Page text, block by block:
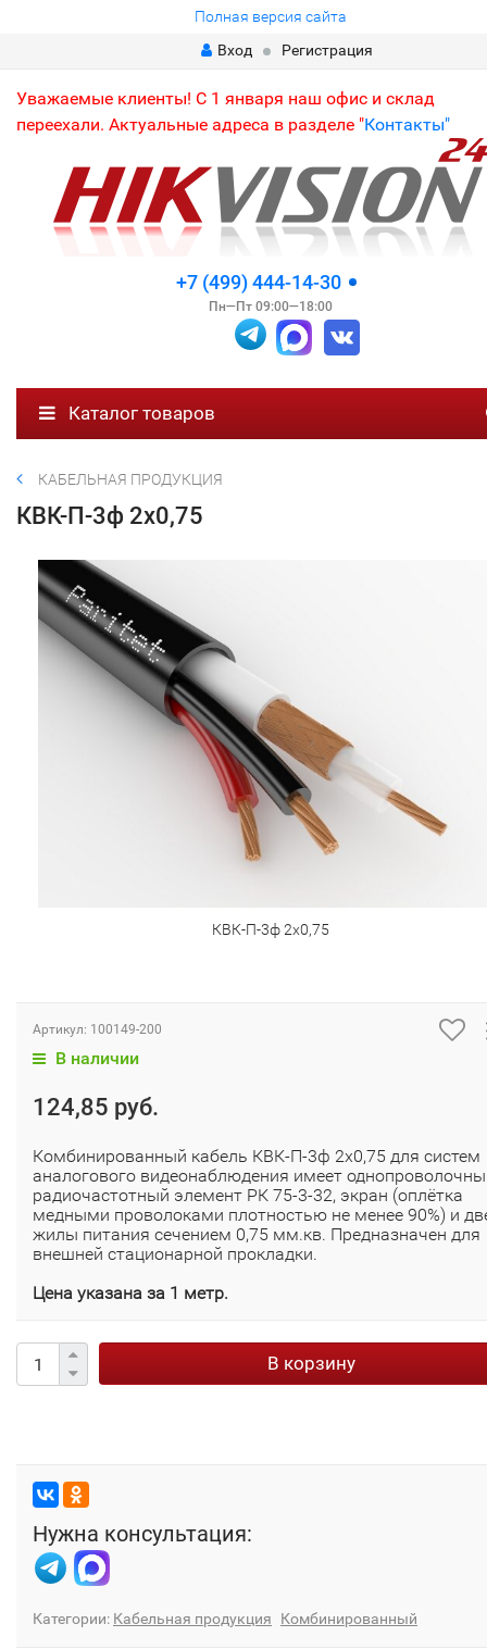
Полная версия сайта
Вход
Регистрация
Уважаемые клиенты! С 1 января наш офис и склад
переехали. Актуальные адреса в разделе "Контакты"
+7 (499) 444-14-30
Пн—Пт 09:00—18:00
Каталог товаров
КАБЕЛЬНАЯ ПРОДУКЦИЯ
КВК-П-3ф 2х0,75
КВК-П-3ф 2х0,75
Артикул: 100149-200
В наличии
124,85 руб.
Комбинированный кабель КВК-П-3ф 2х0,75 для систем
аналогового видеонаблюдения имеет
радиочастотный элемент РК 75-3-32, экран (оплётка
медными проволоками плотностью не менее 90%) и
жилы питания сечением 0,75 мм.кв. Предназначен для
внешней стационарной прокладки.
Цена указана за 1 метр.
В корзину
Нужна консультация:
Категории: Кабельная продукция Комбинированный